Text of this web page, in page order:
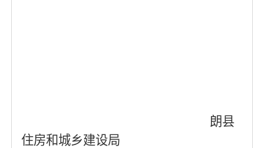
朗县
住房和城乡建设局